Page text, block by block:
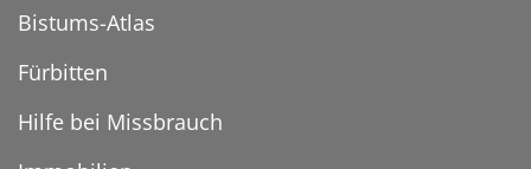
Bistums-Atlas
Fürbitten
Hilfe bei Missbrauch